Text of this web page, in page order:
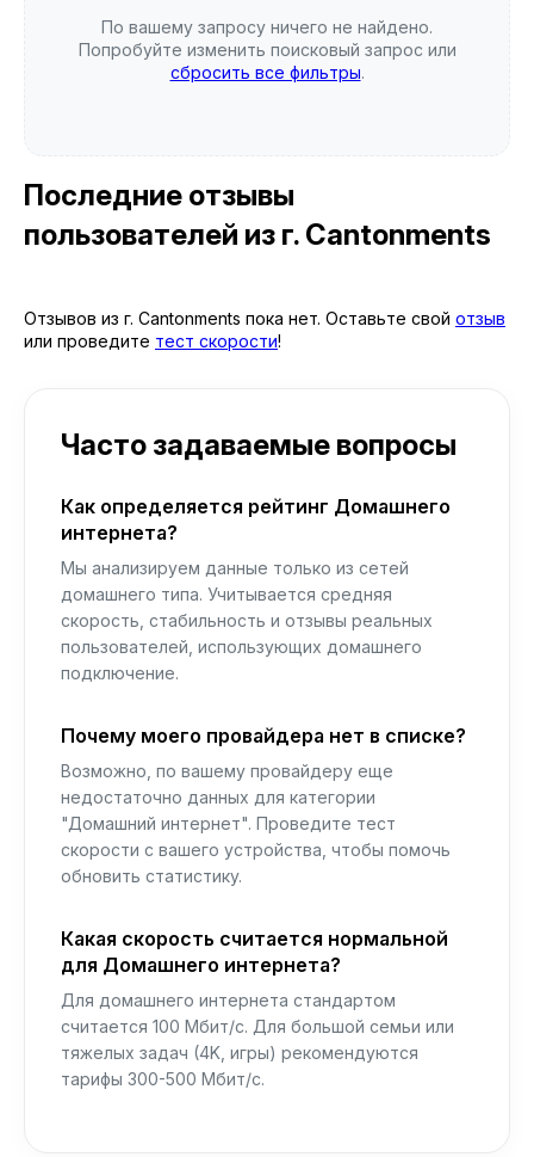
По вашему запросу ничего не найдено.
Попробуйте изменить поисковый запрос или
сбросить все фильтры.
Последние отзывы
пользователей из г. Cantonments
Отзывов из г. Cantonments пока нет. Оставьте свой отзыв
или проведите тест скорости!
Часто задаваемые вопросы
Как определяется рейтинг Домашнего
интернета?
Мы анализируем данные только из сетей
домашнего типа. Учитывается средняя
скорость, стабильность и отзывы реальных
пользователей, использующих домашнего
подключение.
Почему моего провайдера нет в списке?
Возможно, по вашему провайдеру еще
недостаточно данных для категории
"Домашний интернет". Проведите тест
скорости с вашего устройства, чтобы помочь
обновить статистику.
Какая скорость считается нормальной
для Домашнего интернета?
Для домашнего интернета стандартом
считается 100 Мбит/с. Для большой семьи или
тяжелых задач (4K, игры) рекомендуются
тарифы 300-500 Мбит/с.